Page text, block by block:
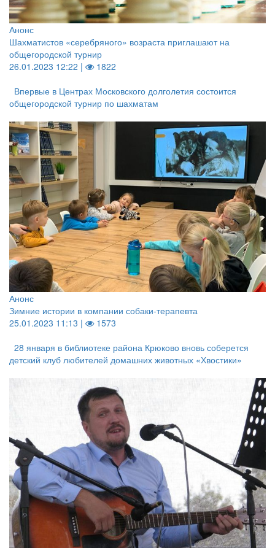
Анонс
Шахматистов «серебряного» возраста приглашают на
общегородской турнир
26.01.2023 12:22 |
1822
Впервые в Центрах Московского долголетия состоится
общегородской турнир по шахматам
Анонс
Зимние истории в компании собаки-терапевта
25.01.2023 11:13 |
1573
28 января в библиотеке района Крюково вновь соберется
детский клуб любителей домашних животных «Хвостики»